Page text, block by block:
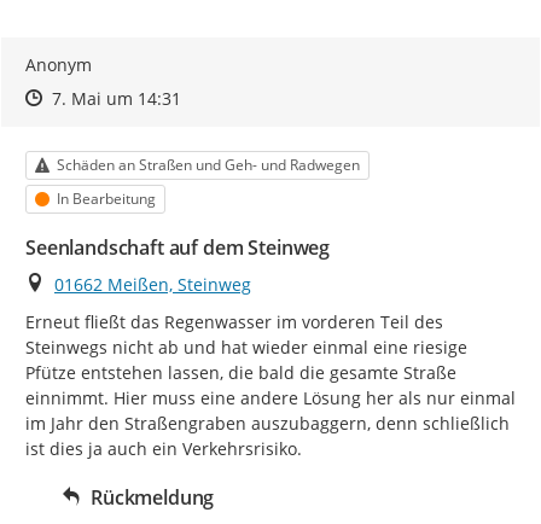
Anonym
Zeitpunkt des Erstellens
Zeitpunkt des Erstellens
7. Mai um 14:31
Kategorie
Schäden an Straßen und Geh- und Radwegen
Status
In Bearbeitung
Seenlandschaft auf dem Steinweg
Ort
01662 Meißen, Steinweg
Erneut fließt das Regenwasser im vorderen Teil des
Steinwegs nicht ab und hat wieder einmal eine riesige
Pfütze entstehen lassen, die bald die gesamte Straße
einnimmt. Hier muss eine andere Lösung her als nur einmal
im Jahr den Straßengraben auszubaggern, denn schließlich
ist dies ja auch ein Verkehrsrisiko.
Rückmeldung